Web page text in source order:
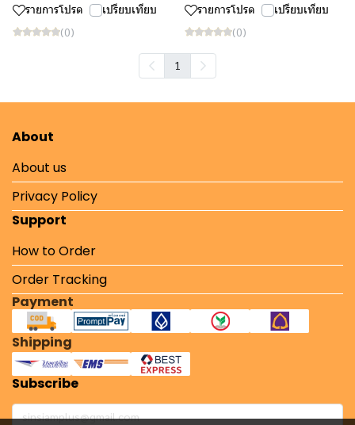
รายการโปรด เปรียบเทียบ
(0)
รายการโปรด เปรียบเทียบ
(0)
1
About
About us
Privacy Policy
Support
How to Order
Order Tracking
Payment
Shipping
Subscribe